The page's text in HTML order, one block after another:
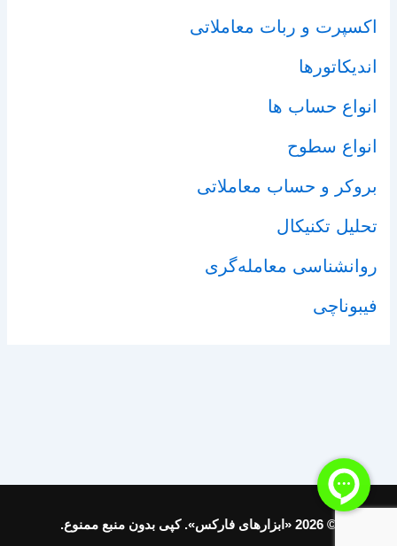
اکسپرت و ربات معاملاتی
اندیکاتورها
انواع حساب ها
انواع سطوح
بروکر و حساب معاملاتی
تحلیل تکنیکال
روانشناسی معامله‌گری
فیبوناچی
© 2026 «ابزارهای فارکس». کپی بدون منبع ممنوع.